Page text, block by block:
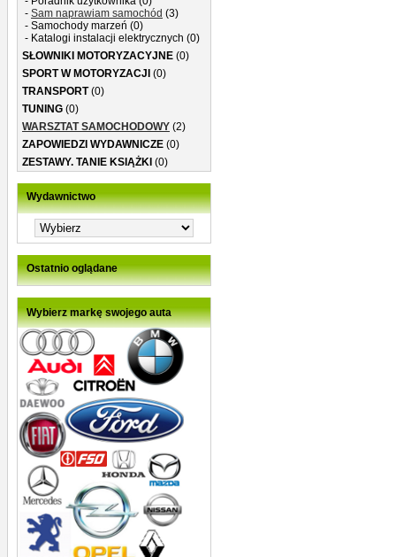
- Sam naprawiam samochód (3)
- Samochody marzeń (0)
- Katalogi instalacji elektrycznych (0)
SŁOWNIKI MOTORYZACYJNE (0)
SPORT W MOTORYZACJI (0)
TRANSPORT(0)
TUNING (0)
WARSZTAT SAMOCHODOWY (2)
ZAPOWIEDZI WYDAWNICZE (0)
ZESTAWY. TANIE KSIĄŻKI (0)
Wydawnictwo
Ostatnio oglądane
Wybierz markę swojego auta